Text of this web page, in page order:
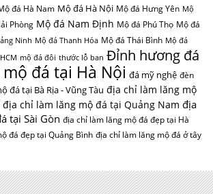
đá Hà Nam Mộ đá Hà Nội Mộ đá Hưng Yên Mộ
Phòng Mộ đá Nam Định Mộ đá Phú Thọ Mộ đá
Ninh Mộ đá Thanh Hóa Mộ đá Thái Bình Mộ đá
mộ đá đôi thước lỗ ban Đỉnh hương đá
đá tại Hà Nội đá mỹ nghệ đèn
đá tại Bà Rịa - Vũng Tàu địa chỉ làm lăng mộ
địa chỉ làm lăng mộ đá tại Quảng Nam địa
tại Sài Gòn địa chỉ làm lăng mộ đá đẹp tại Hà
đá đẹp tại Quảng Bình địa chỉ làm lăng mộ đá ở tây